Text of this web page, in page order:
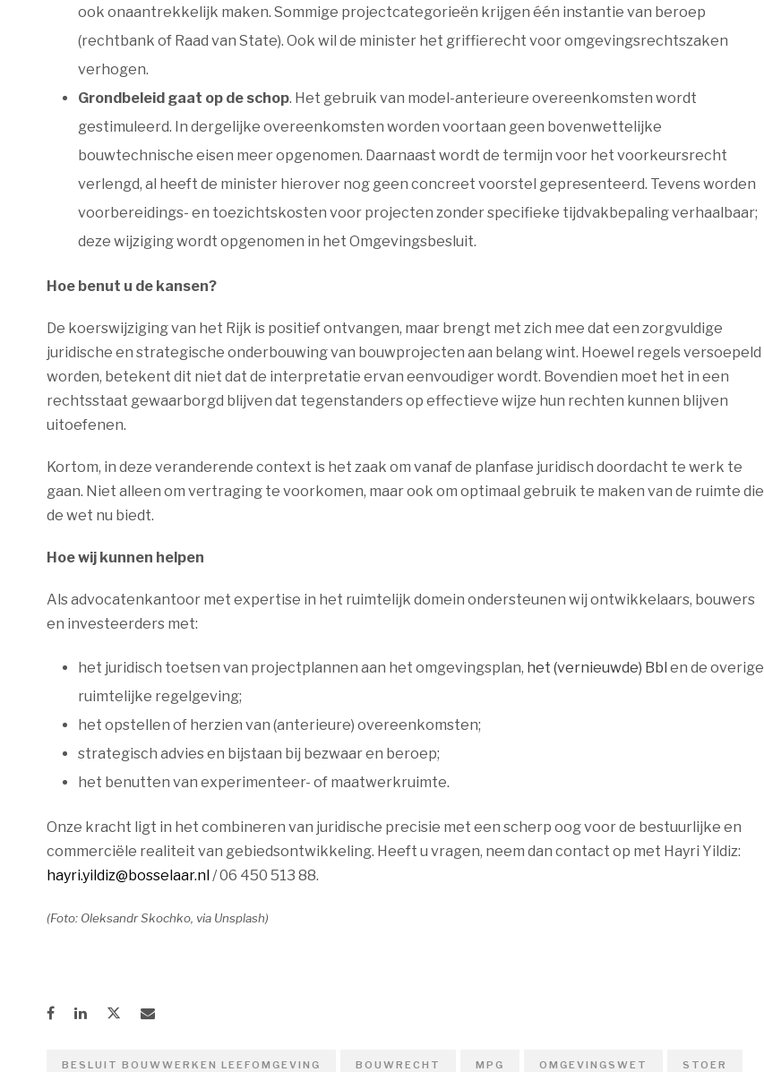
ook onaantrekkelijk maken. Sommige projectcategorieën krijgen één instantie van beroep
(rechtbank of Raad van State). Ook wil de minister het griffierecht voor omgevingsrechtszaken
verhogen.
Grondbeleid gaat op de schop. Het gebruik van model-anterieure overeenkomsten wordt
gestimuleerd. In dergelijke overeenkomsten worden voortaan geen bovenwettelijke
bouwtechnische eisen meer opgenomen. Daarnaast wordt de termijn voor het voorkeursrecht
verlengd, al heeft de minister hierover nog geen concreet voorstel gepresenteerd. Tevens worden
voorbereidings- en toezichtskosten voor projecten zonder specifieke tijdvakbepaling verhaalbaar;
deze wijziging wordt opgenomen in het Omgevingsbesluit.
Hoe benut u de kansen?
De koerswijziging van het Rijk is positief ontvangen, maar brengt met zich mee dat een zorgvuldige
juridische en strategische onderbouwing van bouwprojecten aan belang wint. Hoewel regels versoepeld
worden, betekent dit niet dat de interpretatie ervan eenvoudiger wordt. Bovendien moet het in een
rechtsstaat gewaarborgd blijven dat tegenstanders op effectieve wijze hun rechten kunnen blijven
uitoefenen.
Kortom, in deze veranderende context is het zaak om vanaf de planfase juridisch doordacht te werk te
gaan. Niet alleen om vertraging te voorkomen, maar ook om optimaal gebruik te maken van de ruimte die
de wet nu biedt.
Hoe wij kunnen helpen
Als advocatenkantoor met expertise in het ruimtelijk domein ondersteunen wij ontwikkelaars, bouwers
en investeerders met:
het juridisch toetsen van projectplannen aan het omgevingsplan, het (vernieuwde) Bbl en de overige
ruimtelijke regelgeving;
het opstellen of herzien van (anterieure) overeenkomsten;
strategisch advies en bijstaan bij bezwaar en beroep;
het benutten van experimenteer- of maatwerkruimte.
Onze kracht ligt in het combineren van juridische precisie met een scherp oog voor de bestuurlijke en
commerciële realiteit van gebiedsontwikkeling. Heeft u vragen, neem dan contact op met Hayri Yildiz:
hayri.yildiz@bosselaar.nl/ 06 450 513 88.
(Foto: Oleksandr Skochko, via Unsplash)
BESLUIT BOUWWERKEN LEEFOMGEVING BOUWRECHT MPG OMGEVINGSWET STOER